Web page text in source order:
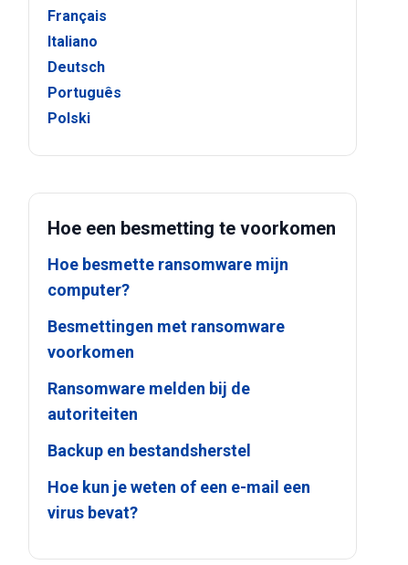
Français
Italiano
Deutsch
Português
Polski
Hoe een besmetting te voorkomen
Hoe besmette ransomware mijn
computer?
Besmettingen met ransomware
voorkomen
Ransomware melden bij de
autoriteiten
Backup en bestandsherstel
Hoe kun je weten of een e-mail een
virus bevat?